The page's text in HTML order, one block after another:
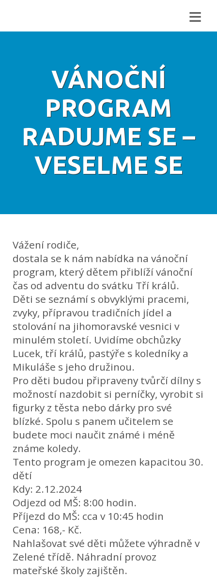
≡
VÁNOČNÍ
PROGRAM
RADUJME SE –
VESELME SE
Vážení rodiče,
dostala se k nám nabídka na vánoční
program, který dětem přiblíží vánoční
čas od adventu do svátku Tří králů.
Děti se seznámí s obvyklými pracemi,
zvyky, přípravou tradičních jídel a
stolování na jihomoravské vesnici v
minulém století. Uvidíme obchůzky
Lucek, tří králů, pastýře s koledníky a
Mikuláše s jeho družinou.
Pro děti budou připraveny tvůrčí dílny s
možností nazdobit si perníčky, vyrobit si
ﬁgurky z těsta nebo dárky pro své
blízké. Spolu s panem učitelem se
budete moci naučit známé i méně
známe koledy.
Tento program je omezen kapacitou 30.
dětí
Kdy: 2.12.2024
Odjezd od MŠ: 8:00 hodin.
Příjezd do MŠ: cca v 10:45 hodin
Cena: 168,- Kč.
Nahlašovat své děti můžete výhradně v
Zelené třídě. Náhradní provoz
mateřské školy zajištěn.